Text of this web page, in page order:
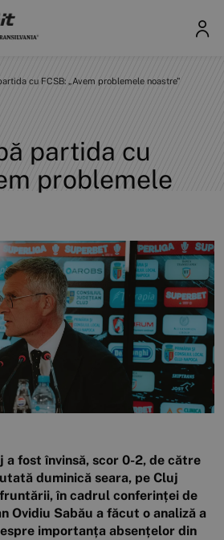
cu FCSB: „Avem problemele noastre"
partida cu
problemele
a fost învinsă, scor 0-2, de către
duminică seara, pe Cluj
în cadrul conferinței de
Ovidiu Sabău a făcut o analiză a
importanța absențelor din